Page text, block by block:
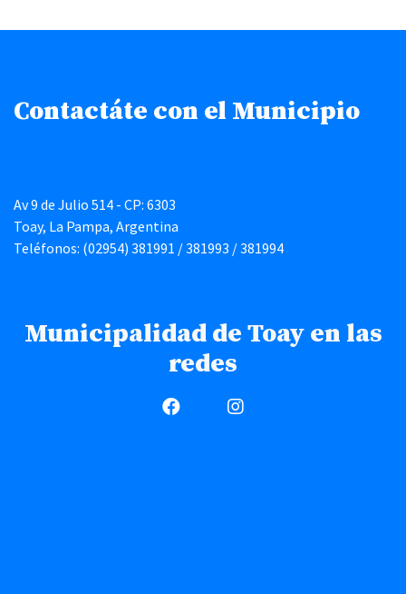
Contactáte con el Municipio
Av 9 de Julio 514 - CP: 6303
Toay, La Pampa, Argentina
Teléfonos: (02954) 381991 / 381993 / 381994
Municipalidad de Toay en las
redes